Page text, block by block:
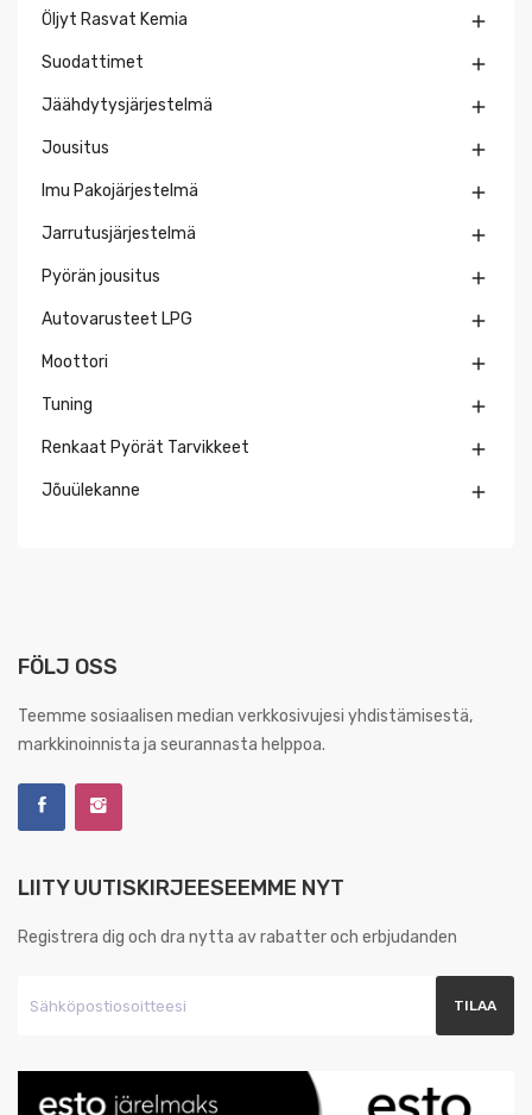
Öljyt Rasvat Kemia 
Suodattimet 
Jäähdytysjärjestelmä 
Jousitus 
Imu Pakojärjestelmä 
Jarrutusjärjestelmä 
Pyörän jousitus 
Autovarusteet LPG 
Moottori 
Tuning 
Renkaat Pyörät Tarvikkeet 
Jõuülekanne 
FÖLJ OSS
Teemme sosiaalisen median verkkosivujesi yhdistämisestä,
markkinoinnista ja seurannasta helppoa.
LIITY UUTISKIRJEESEEMME NYT
Registrera dig och dra nytta av rabatter och erbjudanden